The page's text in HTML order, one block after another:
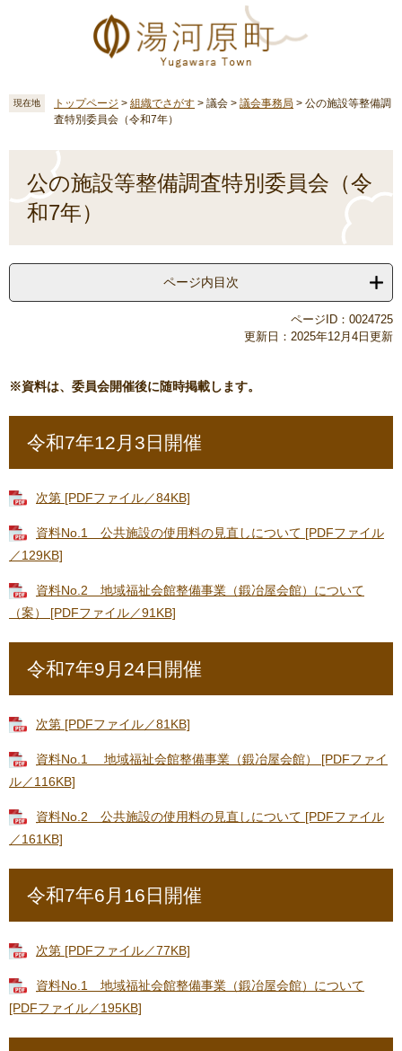
文
現在地 トップページ > 組織でさがす > 議会 > 議会事務局 > 公の施設等整備調
査特別委員会（令和7年）
公の施設等整備調査特別委員会（令
和7年）
ページ内目次
ページID：0024725
更新日：2025年12月4日更新
※資料は、委員会開催後に随時掲載します。
令和7年12月3日開催
次第 [PDFファイル／84KB]
資料No.1 公共施設の使用料の見直しについて [PDFファイル
／129KB]
資料No.2 地域福祉会館整備事業（鍛冶屋会館）について
（案） [PDFファイル／91KB]
令和7年9月24日開催
次第 [PDFファイル／81KB]
資料No.1 地域福祉会館整備事業（鍛冶屋会館） [PDFファイ
ル／116KB]
資料No.2 公共施設の使用料の見直しについて [PDFファイル
／161KB]
令和7年6月16日開催
次第 [PDFファイル／77KB]
資料No.1 地域福祉会館整備事業（鍛冶屋会館）について
[PDFファイル／195KB]